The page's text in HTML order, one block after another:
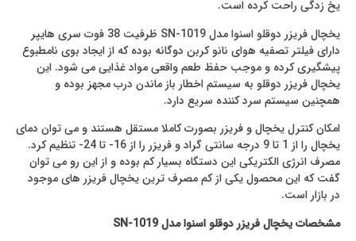
یخ زدگی راحت کرده است.
یخچال فریزر دوقلو اسنوا مدل SN-1019 ظرفیت 38 فوت سری هایپر
دارای فیلتر تصفیه هوای نانو کربن دوگانه بوده که از ایجاد بوی نامطبوع
پیشگیری کرده و موجب حفظ طعم واقعی مواد غذایی می شود. این
یخچال فریزر دوقلو به سیستم اخطار باز ماندن درب مجهز بوده و
همچنین سیستم سرد کننده سریع دارد.
امکان کنترل یخچال و فریزر بصورت کاملا مستقل هستند و می توان دمای
یخچال را از 1 تا 9 درجه سانتی گراد و فریزر را از 16- تا 24- تنظیم کرد.
مصرف انرژی الکتریکی این دستگاه بسیار کم بوده و از این رو می توان
گفت که این محصول یکی از کم مصرف ترین یخچال فریزر های موجود
در بازار است.
مشخصات یخچال فریزر دوقلو اسنوا مدل SN-1019